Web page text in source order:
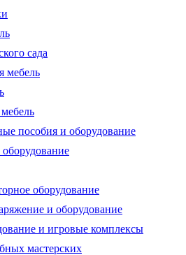
сада
мебель
пособия и оборудование
оборудование
и оборудование
и игровые комплексы
мастерских